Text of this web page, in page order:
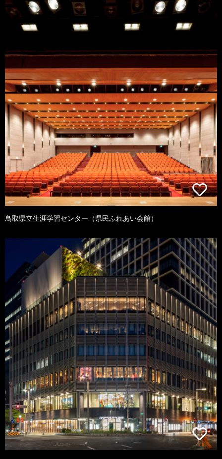
鳥取県立生涯学習センター（県民ふれあい会館）